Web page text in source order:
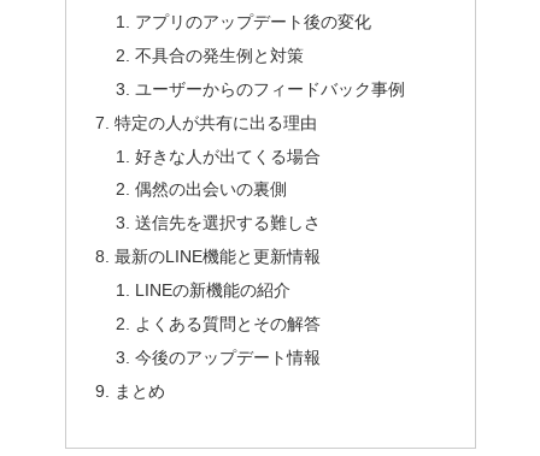
アプリのアップデート後の変化
不具合の発生例と対策
ユーザーからのフィードバック事例
特定の人が共有に出る理由
好きな人が出てくる場合
偶然の出会いの裏側
送信先を選択する難しさ
最新のLINE機能と更新情報
LINEの新機能の紹介
よくある質問とその解答
今後のアップデート情報
まとめ